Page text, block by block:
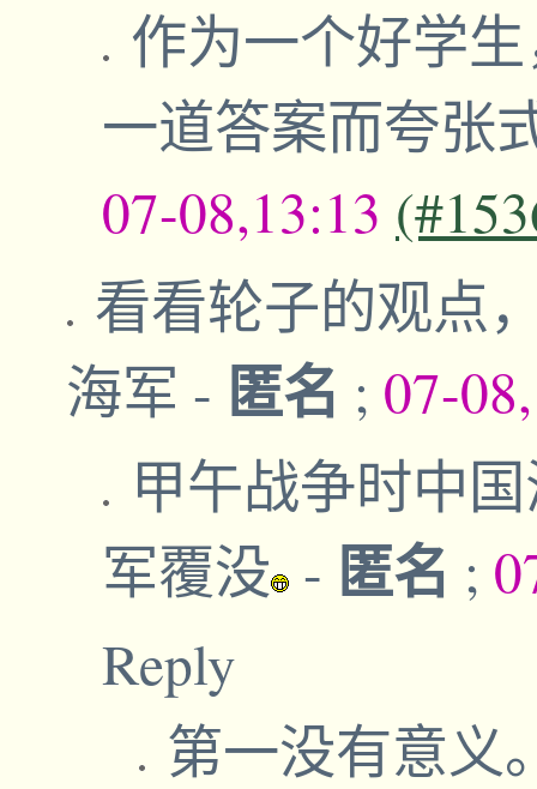
作为一个好学
一道答案而夸张
07-08,13:13
看看轮子的观点
海军 - 匿名 ; 07-
甲午战争时中
军覆没 - 匿名 ;
Reply
第一没有意义